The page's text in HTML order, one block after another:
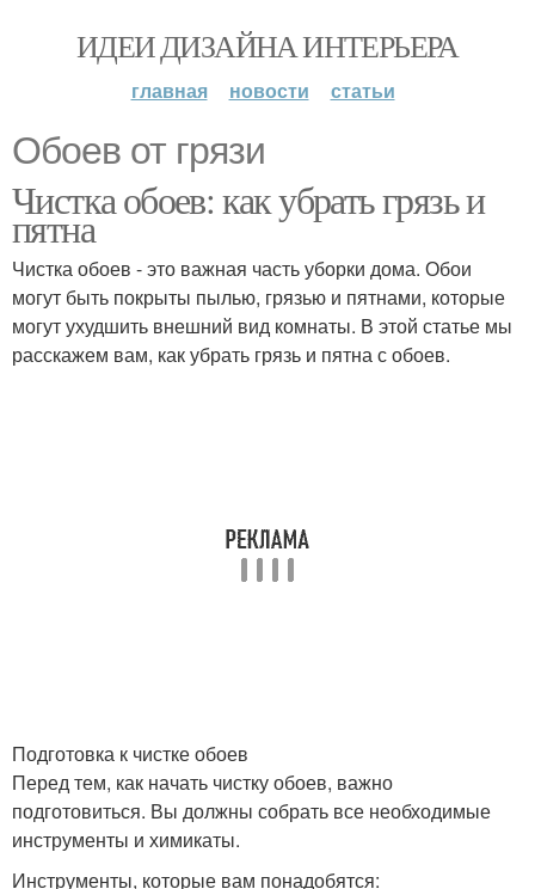
ИДЕИ ДИЗАЙНА ИНТЕРЬЕРА
главная новости статьи
Обоев от грязи
Чистка обоев: как убрать грязь и
пятна
Чистка обоев - это важная часть уборки дома. Обои
могут быть покрыты пылью, грязью и пятнами, которые
могут ухудшить внешний вид комнаты. В этой статье мы
расскажем вам, как убрать грязь и пятна с обоев.
Подготовка к чистке обоев
Перед тем, как начать чистку обоев, важно
подготовиться. Вы должны собрать все необходимые
инструменты и химикаты.
Инструменты, которые вам понадобятся: